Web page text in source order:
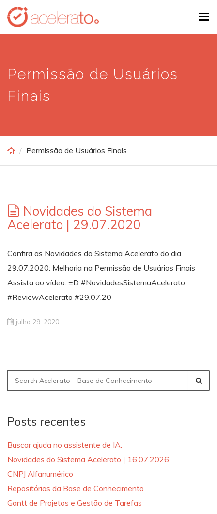
Skip
main
Permissão de Usuários
Finais
Permissão de Usuários Finais
Novidades do Sistema
Acelerato | 29.07.2020
Confira as Novidades do Sistema Acelerato do dia
29.07.2020: Melhoria na Permissão de Usuários Finais
Assista ao vídeo. =D #NovidadesSistemaAcelerato
#ReviewAcelerato #29.07.20
julho 29, 2020
Search
for:
Posts recentes
Buscar ajuda no assistente de IA.
Novidades do Sistema Acelerato | 16.07.2026
CNPJ Alfanumérico
Repositórios da Base de Conhecimento
Gantt de Projetos e Gestão de Tarefas